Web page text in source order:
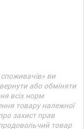
ви
або обміняти
всіх норм
товару належної
захист прав
товар